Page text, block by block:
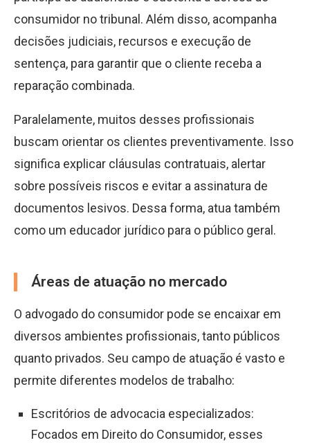
consumidor no tribunal. Além disso, acompanha
decisões judiciais, recursos e execução de
sentença, para garantir que o cliente receba a
reparação combinada.
Paralelamente, muitos desses profissionais
buscam orientar os clientes preventivamente. Isso
significa explicar cláusulas contratuais, alertar
sobre possíveis riscos e evitar a assinatura de
documentos lesivos. Dessa forma, atua também
como um educador jurídico para o público geral.
Áreas de atuação no mercado
O advogado do consumidor pode se encaixar em
diversos ambientes profissionais, tanto públicos
quanto privados. Seu campo de atuação é vasto e
permite diferentes modelos de trabalho:
Escritórios de advocacia especializados:
Focados em Direito do Consumidor, esses